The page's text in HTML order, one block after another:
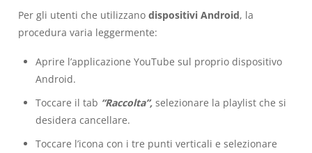
Per gli utenti che utilizzano dispositivi Android, la
procedura varia leggermente:
Aprire l’applicazione YouTube sul proprio dispositivo
Android.
Toccare il tab “Raccolta”,selezionare la playlist che si
desidera cancellare.
Toccare l’icona con i tre punti verticali e selezionare